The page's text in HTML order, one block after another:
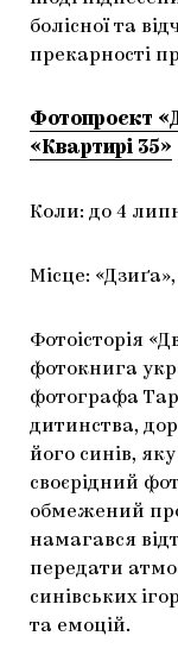
болісної та
прекарності
Фотопроєкт
«Квартирі 35»
Коли: до 4
Місце: «Дзиґа»,
Фотоісторія
фотокнига
фотографа
дитинства,
його синів,
своєрідний
обмежений
намагався
передати
синівських
та емоцій.